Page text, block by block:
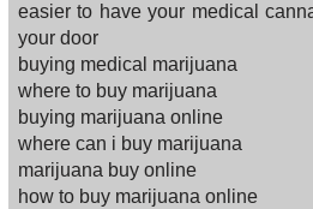
easier to have your medical
your door
buying medical marijuana
where to buy marijuana
buying marijuana online
where can i buy marijuana
marijuana buy online
how to buy marijuana online